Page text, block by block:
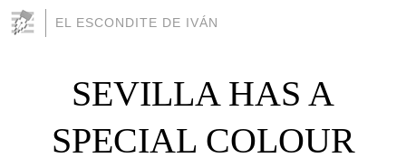
EL ESCONDITE DE IVÁN
SEVILLA HAS A
SPECIAL COLOUR